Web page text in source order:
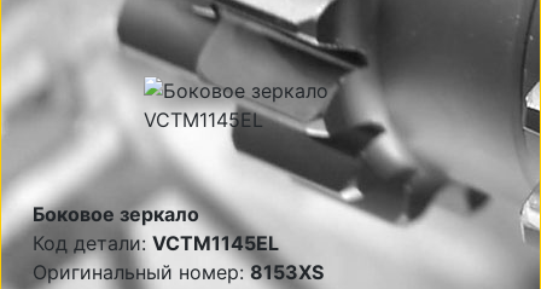
Боковое зеркало
Код детали: VCTM1145EL
Оригинальный номер:8153XS